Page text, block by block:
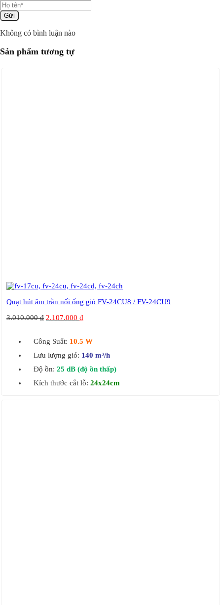
Gửi
Không có bình luận nào
Sản phẩm tương tự
Quạt hút âm trần nối ống gió FV-24CU8 / FV-24CU9
3.010.000₫ 2.107.000 ₫
Công Suất: 10.5 W
Lưu lượng gió: 140 m³/h
Độ ồn: 25 dB (độ ồn thấp)
Kích thước cắt lỗ: 24x24cm